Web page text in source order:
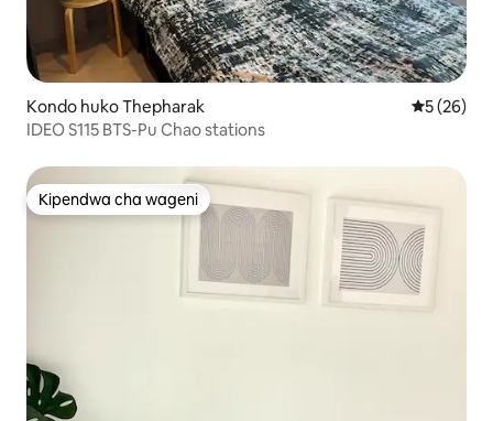
Kondo huko Thepharak Ukadiriaji
5 (26)
IDEO S115 BTS-Pu Chao stations
Kipendwa cha wageni
Kipendwa cha wageni